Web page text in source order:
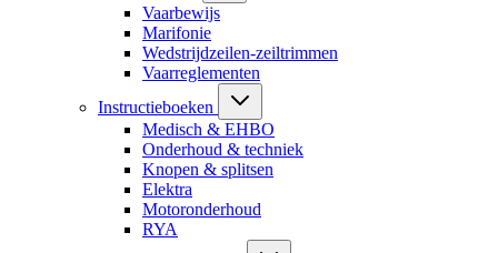
Vaarbewijs
Marifonie
Wedstrijdzeilen-zeiltrimmen
Vaarreglementen
Instructieboeken
Medisch & EHBO
Onderhoud & techniek
Knopen & splitsen
Elektra
Motoronderhoud
RYA